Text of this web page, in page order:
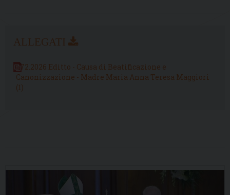
272.2026 Editto - Causa di Beatificazione e
Canonizzazione - Madre Maria Anna Teresa Maggiori
(1)